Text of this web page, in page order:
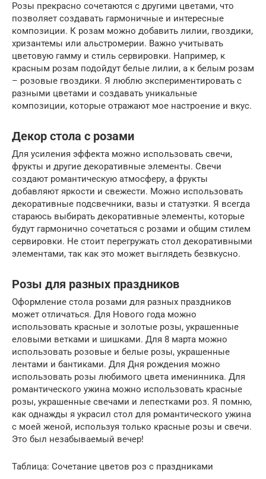
Розы прекрасно сочетаются с другими цветами, что
позволяет создавать гармоничные и интересные
композиции. К розам можно добавить лилии, гвоздики,
хризантемы или альстромерии. Важно учитывать
цветовую гамму и стиль сервировки. Например, к
красным розам подойдут белые лилии, а к белым розам
– розовые гвоздики. Я люблю экспериментировать с
разными цветами и создавать уникальные
композиции, которые отражают мое настроение и вкус.
Декор стола с розами
Для усиления эффекта можно использовать свечи,
фрукты и другие декоративные элементы. Свечи
создают романтическую атмосферу, а фрукты
добавляют яркости и свежести. Можно использовать
декоративные подсвечники, вазы и статуэтки. Я всегда
стараюсь выбирать декоративные элементы, которые
будут гармонично сочетаться с розами и общим стилем
сервировки. Не стоит перегружать стол декоративными
элементами, так как это может выглядеть безвкусно.
Розы для разных праздников
Оформление стола розами для разных праздников
может отличаться. Для Нового года можно
использовать красные и золотые розы, украшенные
еловыми ветками и шишками. Для 8 марта можно
использовать розовые и белые розы, украшенные
лентами и бантиками. Для Дня рождения можно
использовать розы любимого цвета именинника. Для
романтического ужина можно использовать красные
розы, украшенные свечами и лепестками роз. Я помню,
как однажды я украсил стол для романтического ужина
с моей женой, используя только красные розы и свечи.
Это был незабываемый вечер!
Таблица: Сочетание цветов роз с праздниками